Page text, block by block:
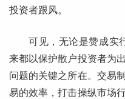
投资者跟风。
可见，无论是赞成实
来都以保护散户投资者为
问题的关键之所在。交易
易的效率，打击操纵市场